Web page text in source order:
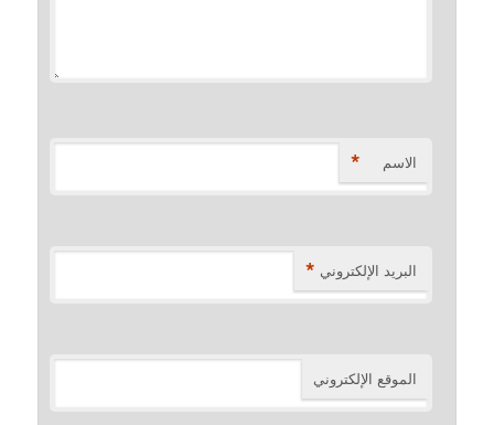
الاسم *
البريد الإلكتروني *
الموقع الإلكتروني